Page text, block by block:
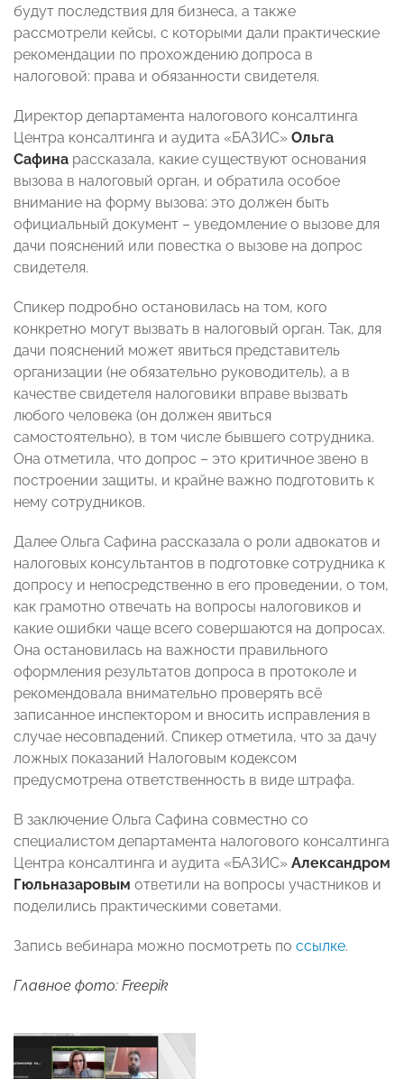
будут последствия для бизнеса, а также
рассмотрели кейсы, с которыми дали практические
рекомендации по прохождению допроса в
налоговой: права и обязанности свидетеля.
Директор департамента налогового консалтинга
Центра консалтинга и аудита «БАЗИС» Ольга
Сафина рассказала, какие существуют основания
вызова в налоговый орган, и обратила особое
внимание на форму вызова: это должен быть
официальный документ – уведомление о вызове для
дачи пояснений или повестка о вызове на допрос
свидетеля.
Спикер подробно остановилась на том, кого
конкретно могут вызвать в налоговый орган. Так, для
дачи пояснений может явиться представитель
организации (не обязательно руководитель), а в
качестве свидетеля налоговики вправе вызвать
любого человека (он должен явиться
самостоятельно), в том числе бывшего сотрудника.
Она отметила, что допрос – это критичное звено в
построении защиты, и крайне важно подготовить к
нему сотрудников.
Далее Ольга Сафина рассказала о роли адвокатов и
налоговых консультантов в подготовке сотрудника к
допросу и непосредственно в его проведении, о том,
как грамотно отвечать на вопросы налоговиков и
какие ошибки чаще всего совершаются на допросах.
Она остановилась на важности правильного
оформления результатов допроса в протоколе и
рекомендовала внимательно проверять всё
записанное инспектором и вносить исправления в
случае несовпадений. Спикер отметила, что за дачу
ложных показаний Налоговым кодексом
предусмотрена ответственность в виде штрафа.
В заключение Ольга Сафина совместно со
специалистом департамента налогового консалтинга
Центра консалтинга и аудита «БАЗИС» Александром
Гюльназаровым ответили на вопросы участников и
поделились практическими советами.
Запись вебинара можно посмотреть по ссылке.
Главное фото: Freepik